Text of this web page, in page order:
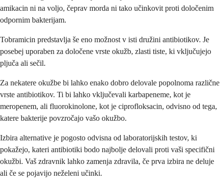
amikacin ni na voljo, čeprav morda ni tako učinkovit proti določenim
odpornim bakterijam.
Tobramicin predstavlja še eno možnost v isti družini antibiotikov. Je
posebej uporaben za določene vrste okužb, zlasti tiste, ki vključujejo
pljuča ali sečil.
Za nekatere okužbe bi lahko enako dobro delovale popolnoma različne
vrste antibiotikov. Ti bi lahko vključevali karbapeneme, kot je
meropenem, ali fluorokinolone, kot je ciprofloksacin, odvisno od tega,
katere bakterije povzročajo vašo okužbo.
Izbira alternative je pogosto odvisna od laboratorijskih testov, ki
pokažejo, kateri antibiotiki bodo najbolje delovali proti vaši specifični
okužbi. Vaš zdravnik lahko zamenja zdravila, če prva izbira ne deluje
ali če se pojavijo neželeni učinki.